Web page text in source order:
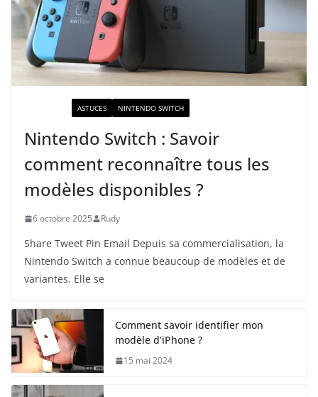
ASTUCES NINTENDO SWITCH
Nintendo Switch : Savoir
comment reconnaître tous les
modèles disponibles ?
6 octobre 2025 Rudy
Share Tweet Pin Email Depuis sa commercialisation, la
Nintendo Switch a connue beaucoup de modèles et de
variantes. Elle se
Comment savoir identifier mon
modèle d’iPhone ?
15 mai 2024